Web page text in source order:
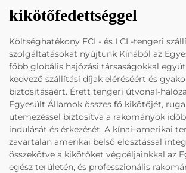
kikötőfedettséggel
Költséghatékony FCL- és LCL-tengeri
szolgáltatásokat nyújtunk Kínából az
főbb globális hajózási társaságokkal
kedvező szállítási díjak eléréséért és
biztosításáért. Érett tengeri útvonal-
Egyesült Államok összes fő kikötőjét,
ütemezéssel biztosítva a rakományok
indulását és érkezését. A kínai–amerikai
zavartalan amerikai belső elosztással
összekötve a kikötőket végcéljainkkal az
egész területén, és professzionális